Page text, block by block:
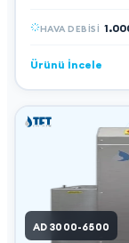
HAVA DEBISI
Ürünü İncele
AD 3000-6500